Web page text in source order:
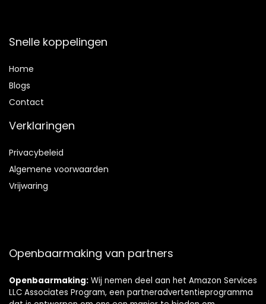
Snelle koppelingen
Home
Blogs
Contact
Verklaringen
Privacybeleid
Algemene voorwaarden
Vrijwaring
Openbaarmaking van partners
Openbaarmaking: Wij nemen deel aan het Amazon Services
LLC Associates Program, een partneradvertentieprogramma